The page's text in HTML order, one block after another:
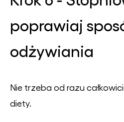
poprawiaj
odżywiania
Nie trzeba od razu
diety.